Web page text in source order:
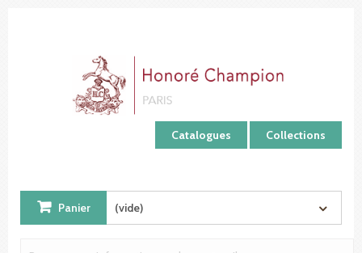
Catalogues Collections
Panier (vide)